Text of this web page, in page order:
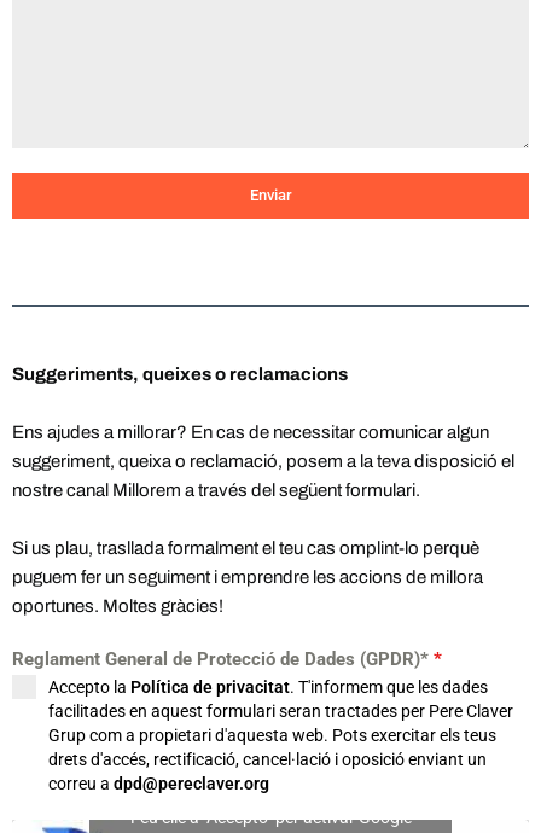
Enviar
Suggeriments, queixes o reclamacions
Ens ajudes a millorar? En cas de necessitar comunicar algun
suggeriment, queixa o reclamació, posem a la teva disposició el
nostre canal Millorem a través del següent formulari.
Si us plau, trasllada formalment el teu cas omplint-lo perquè
puguem fer un seguiment i emprendre les accions de millora
oportunes. Moltes gràcies!
Reglament General de Protecció de Dades (GPDR)* *
Accepto la Política de privacitat. T'informem que les dades
facilitades en aquest formulari seran tractades per Pere Claver
Grup com a propietari d'aquesta web. Pots exercitar els teus
drets d'accés, rectificació, cancel·lació i oposició enviant un
correu a dpd@pereclaver.org
Feu clic a "Accepto" per activar Google